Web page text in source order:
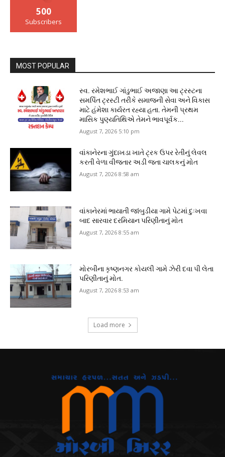
500
Subscribers
MOST POPULAR
સ્વ. રમેશભાઈ ગાંડુભાઈ અજાણા આ ટ્રસ્ટના
સમર્પિત ટ્રસ્ટી તરીકે સમાજની સેવા અને વિકાસ
માટે હંમેશા કાર્યરત રહ્યા હતા. તેમની પ્રથમ
માસિક પુણ્યતિથિએ તેમને ભાવપૂર્વક...
August 7, 2026 5:10 pm
વાંકાનેરના ગુંદાખડા ખાતે ટ્રક ઉપર રેતીનું લેવલ
કરતી વેળા વીજતાર અડી જતા ચાલકનું મોત
August 7, 2026 8:58 am
વાંકાનેરમાં ભાયાતી જાંબુડીયા ગામે પેટમાં દુઃખવા
બાદ સારવાર દરમિયાન પરિણીતાનું મોત
August 7, 2026 8:55 am
મોરબીના કૃષ્ણનગર કોયલી ગામે ઝેરી દવા પી લેતા
પરિણીતાનું મોત.
August 7, 2026 8:53 am
Load more